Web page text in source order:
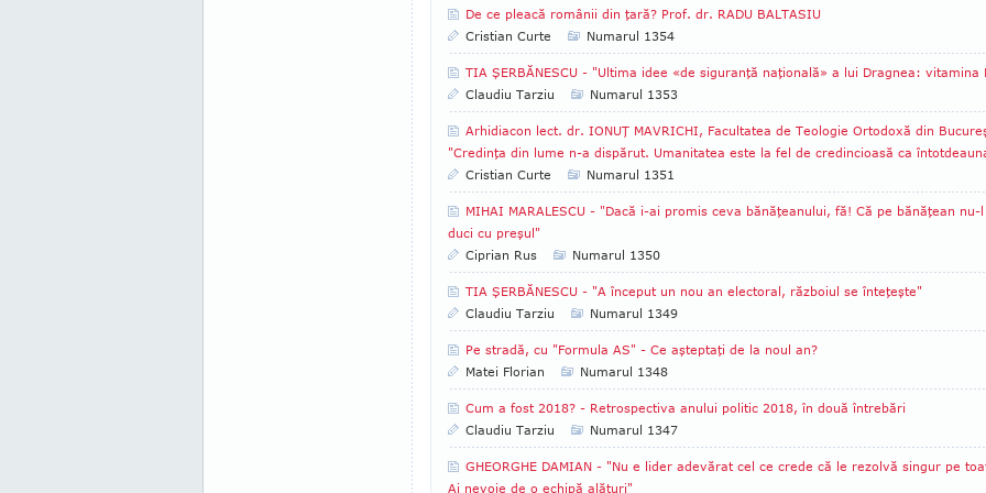
De ce pleacă românii din ţară? Prof. dr. RADU BALTASIU
Cristian Curte
Numarul 1354
TIA ŞERBĂNESCU - "Ultima idee «de siguranţă naţională» a lui Dragnea: vitamina
Claudiu Tarziu
Numarul 1353
Arhidiacon lect. dr. IONUŢ MAVRICHI, Facultatea de Teologie Ortodoxă din
"Credinţa din lume n-a dispărut. Umanitatea este la fel de credincioasă ca
Cristian Curte
Numarul 1351
MIHAI MARALESCU - "Dacă i-ai promis ceva bănăţeanului, fă! Că pe bănăţean nu-l
duci cu preşul"
Ciprian Rus
Numarul 1350
TIA ŞERBĂNESCU - "A început un nou an electoral, războiul se înteţeşte"
Claudiu Tarziu
Numarul 1349
Pe stradă, cu "Formula AS" - Ce aşteptaţi de la noul an?
Matei Florian
Numarul 1348
Cum a fost 2018? - Retrospectiva anului politic 2018, în două întrebări
Claudiu Tarziu
Numarul 1347
GHEORGHE DAMIAN - "Nu e lider adevărat cel ce crede că le rezolvă singur pe
Ai nevoie de o echipă alături"